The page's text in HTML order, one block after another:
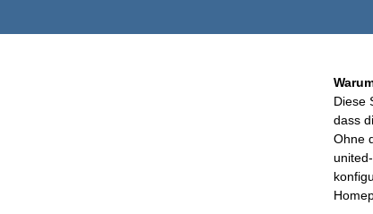
Diese
dass
Ohne